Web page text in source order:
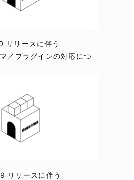
リリースに伴う
／プラグインの対応につ
リリースに伴う